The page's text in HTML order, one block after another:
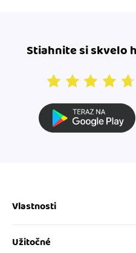
Stiahnite si skvelo
Vlastnosti
Fakturačné vlastnosti
Online fakturácia
Užitočné